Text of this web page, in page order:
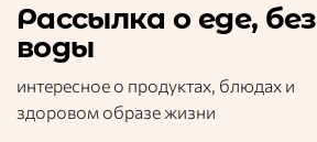
Рассылка о еде, без
воды
интересное о продуктах, блюдах и
здоровом образе жизни